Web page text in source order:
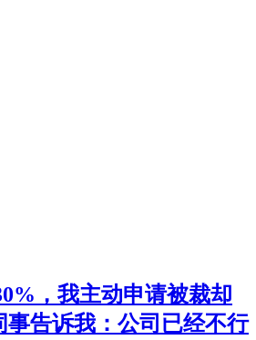
，我主动申请被裁却
事告诉我：公司已经不行